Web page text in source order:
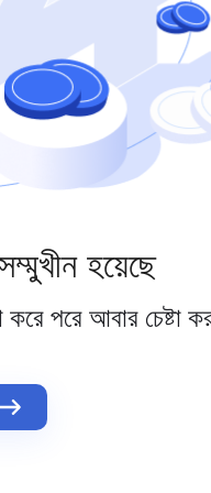
হয়েছে
করে পরে আবার চেষ্টা